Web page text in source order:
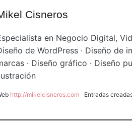
Cisneros
en Negocio Digital,
de WordPress · Diseño de
· Diseño gráfico · Diseño
http://mikelcisneros.com Entradas